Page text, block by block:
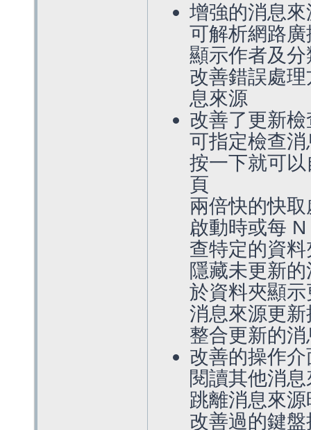
增強的消息
可解析網路
顯示作者及
改善錯誤處
息來源
改善了更新
可指定檢查
按一下就可
頁
兩倍快的快
啟動時或每
查特定的資料
隱藏未更新
於資料夾顯
消息來源更
整合更新的
改善的操作介
閱讀其他消
跳離消息來
改善過的鍵